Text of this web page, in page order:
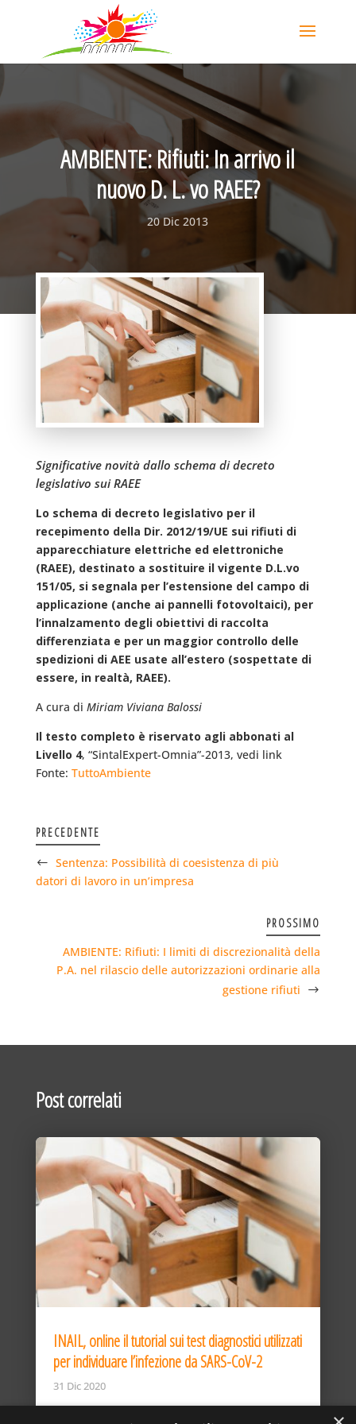
AMBIENTE: Rifiuti: In arrivo il
nuovo D. L. vo RAEE?
20 Dic 2013
Significative novità dallo schema di decreto
legislativo sui RAEE
Lo schema di decreto legislativo per il
recepimento della Dir. 2012/19/UE sui rifiuti di
apparecchiature elettriche ed elettroniche
(RAEE), destinato a sostituire il vigente D.L.vo
151/05, si segnala per l’estensione del campo di
applicazione (anche ai pannelli fotovoltaici), per
l’innalzamento degli obiettivi di raccolta
differenziata e per un maggior controllo delle
spedizioni di AEE usate all’estero (sospettate di
essere, in realtà, RAEE).
A cura di Miriam Viviana Balossi
Il testo completo è riservato agli abbonati al
Livello 4, “SintalExpert-Omnia”-2013, vedi link
Fonte: TuttoAmbiente
PRECEDENTE
Sentenza: Possibilità di coesistenza di più
datori di lavoro in un’impresa
PROSSIMO
AMBIENTE: Rifiuti: I limiti di discrezionalità della
P.A. nel rilascio delle autorizzazioni ordinarie alla
gestione rifiuti
Post correlati
INAIL, online il tutorial sui test diagnostici utilizzati
per individuare l’infezione da SARS-CoV-2
31 Dic 2020